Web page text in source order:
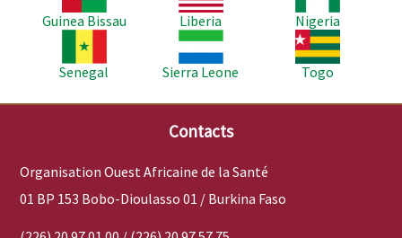
Guinea Bissau
Liberia
Nigeria
Senegal
Image
Sierra Leone
Image
Togo
Contacts
Organisation Ouest Africaine de la Santé
01 BP 153 Bobo-Dioulasso 01 / Burkina Faso